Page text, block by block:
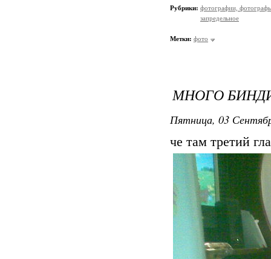
Рубрики: фотографии,
запредельное
Метки: фото
МНОГО
Пятница, 03
че там третий